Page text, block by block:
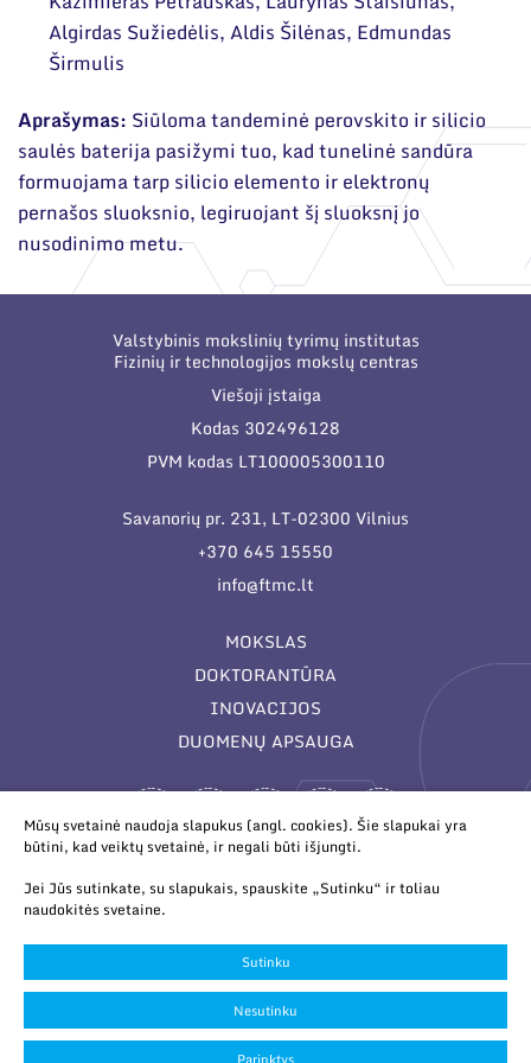
organizacijose bei asociacijose
Mokslo projektai
Mokslo renginiai
Informacija studentams
Informacija moksleiviams ir mokytojams
Nuo moksleivio iki mokslininko
Algirdas Sužiedėlis, Aldis Šilėnas, Edmundas
Širmulis
Aprašymas: Siūloma tandeminė perovskito ir silicio
saulės baterija pasižymi tuo, kad tunelinė sandūra
formuojama tarp silicio elemento ir elektronų
pernašos sluoksnio, legiruojant šį sluoksnį jo
nusodinimo metu.
Valstybinis mokslinių tyrimų institutas
Fizinių ir technologijos mokslų centras
Viešoji įstaiga
Kodas 302496128
PVM kodas LT100005300110
Savanorių pr. 231, LT-02300 Vilnius
+370 645 15550
info@ftmc.lt
MOKSLAS
DOKTORANTŪRA
INOVACIJOS
DUOMENŲ APSAUGA
© 2026 Valstybinis mokslinių tyrimų institutas Fizinių ir
technologijos mokslų centras. Duomenys kaupiami ir saugomi
Juridinių asmenų registre.
Slapukų parinktys
Duomenų apsauga
Mūsų svetainė naudoja slapukus (angl. cookies). Šie slapukai yra
būtini, kad veiktų svetainė, ir negali būti išjungti.
Jei Jūs sutinkate, su slapukais, spauskite „Sutinku“ ir toliau
naudokitės svetaine.
Sutinku
Nesutinku